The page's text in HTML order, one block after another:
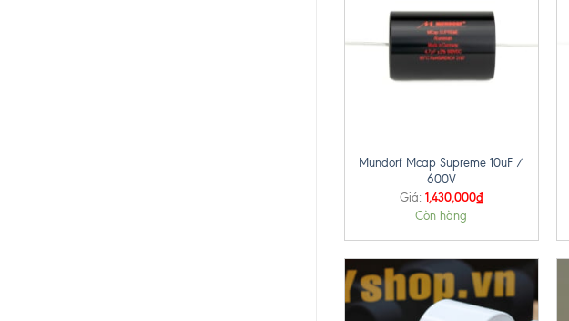
Mundorf Mcap Supreme 10uF /
600V
Giá: 1,430,000₫
Còn hàng